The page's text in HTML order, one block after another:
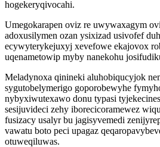
hogekeryqivocahi.
Umegokarapen oviz re uwywaxagym
adoxusilymen ozan ysixizad usivofef
ecywyterykejuxyj xevefowe ekajovox
uqenametowip myby nanekohu
Meladynoxa qinineki aluhobiqucyjok
sygutobelymerigo goporobewyhe
nybyxiwutexawo donu typasi
sesijuvideci zehy iborecicoramewez
fusizacy usalyr bu jagisyvemedi
vawatu boto peci upagaz
otuweqiluwas.